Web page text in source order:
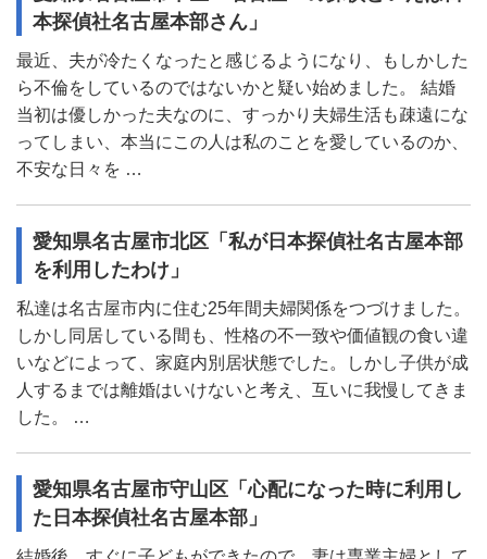
本探偵社名古屋本部さん」
最近、夫が冷たくなったと感じるようになり、もしかした
ら不倫をしているのではないかと疑い始めました。 結婚
当初は優しかった夫なのに、すっかり夫婦生活も疎遠にな
ってしまい、本当にこの人は私のことを愛しているのか、
不安な日々を …
愛知県名古屋市北区「私が日本探偵社名古屋本部
を利用したわけ」
私達は名古屋市内に住む25年間夫婦関係をつづけました。
しかし同居している間も、性格の不一致や価値観の食い違
いなどによって、家庭内別居状態でした。しかし子供が成
人するまでは離婚はいけないと考え、互いに我慢してきま
した。 …
愛知県名古屋市守山区「心配になった時に利用し
た日本探偵社名古屋本部」